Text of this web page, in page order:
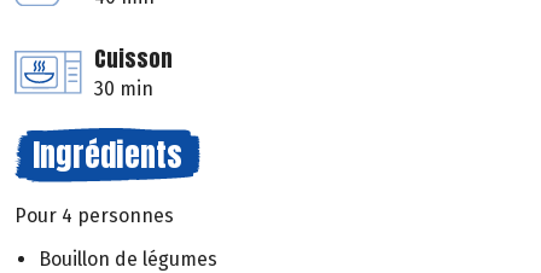
Cuisson
30 min
Ingrédients
Pour 4 personnes
Bouillon de légumes